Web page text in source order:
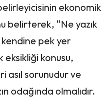
ekonomik
belirterek, “Ne yazık
pek yer
eksikliği konusu,
asıl sorunudur ve
odağında olmalıdır.